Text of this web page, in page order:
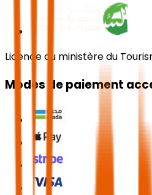
Licence du ministère du
Modes de paiement